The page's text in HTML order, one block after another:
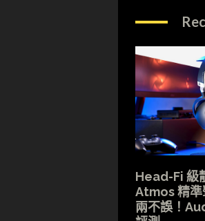
Head-Fi 級
Atmos 精
兩不誤！